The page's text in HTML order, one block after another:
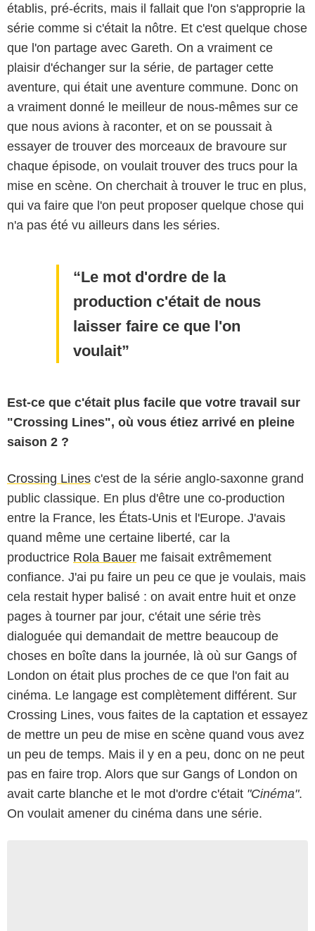
établis, pré-écrits, mais il fallait que l'on s'approprie la
série comme si c'était la nôtre. Et c'est quelque chose
que l'on partage avec Gareth. On a vraiment ce
plaisir d'échanger sur la série, de partager cette
aventure, qui était une aventure commune. Donc on
a vraiment donné le meilleur de nous-mêmes sur ce
que nous avions à raconter, et on se poussait à
essayer de trouver des morceaux de bravoure sur
chaque épisode, on voulait trouver des trucs pour la
mise en scène. On cherchait à trouver le truc en plus,
qui va faire que l'on peut proposer quelque chose qui
n'a pas été vu ailleurs dans les séries.
Le mot d'ordre de la
production c'était de nous
laisser faire ce que l'on
voulait
Est-ce que c'était plus facile que votre travail sur
"Crossing Lines", où vous étiez arrivé en pleine
saison 2 ?
Crossing Lines c'est de la série anglo-saxonne grand
public classique. En plus d'être une co-production
entre la France, les États-Unis et l'Europe. J'avais
quand même une certaine liberté, car la
productrice Rola Bauer me faisait extrêmement
confiance. J'ai pu faire un peu ce que je voulais, mais
cela restait hyper balisé : on avait entre huit et onze
pages à tourner par jour, c'était une série très
dialoguée qui demandait de mettre beaucoup de
choses en boîte dans la journée, là où sur Gangs of
London on était plus proches de ce que l'on fait au
cinéma. Le langage est complètement différent. Sur
Crossing Lines, vous faites de la captation et essayez
de mettre un peu de mise en scène quand vous avez
un peu de temps. Mais il y en a peu, donc on ne peut
pas en faire trop. Alors que sur Gangs of London on
avait carte blanche et le mot d'ordre c'était "Cinéma".
On voulait amener du cinéma dans une série.